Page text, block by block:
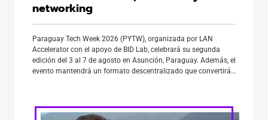
networking
Paraguay Tech Week 2026 (PYTW), organizada por LAN
Accelerator con el apoyo de BID Lab, celebrará su segunda
edición del 3 al 7 de agosto en Asunción, Paraguay. Además, el
evento mantendrá un formato descentralizado que convertirá